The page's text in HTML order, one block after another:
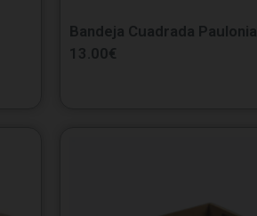
Bandeja Cuadrada Paulonia
13.00€